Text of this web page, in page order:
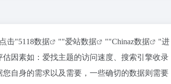
击"5118数据 ""爱站数据 ""Chinaz数据
"进
因素如：爱找主题的访问速度、搜索引擎收录
自身的需求以及需要，一些确切的数据则需要